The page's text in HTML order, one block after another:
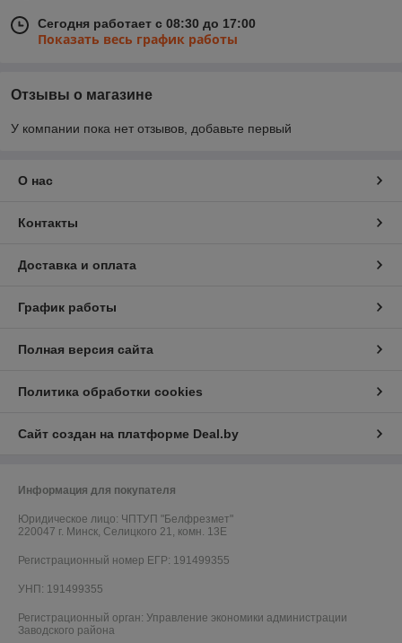
Сегодня работает с 08:30 до 17:00
Показать весь график работы
Отзывы о магазине
У компании пока нет отзывов, добавьте первый
О нас
Контакты
Доставка и оплата
График работы
Полная версия сайта
Политика обработки cookies
Сайт создан на платформе Deal.by
Информация для покупателя
Юридическое лицо: ЧПТУП "Белфрезмет"
220047 г. Минск, Селицкого 21, комн. 13Е
Регистрационный номер ЕГР: 191499355
УНП: 191499355
Регистрационный орган: Управление экономики администрации
Заводского района